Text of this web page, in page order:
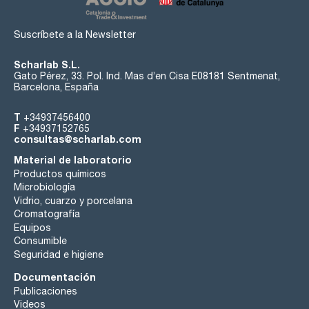
Suscríbete a la Newsletter
Scharlab S.L.
Gato Pérez, 33. Pol. Ind. Mas d’en Cisa E08181 Sentmenat,
Barcelona, España
T +34937456400
F +34937152765
consultas@scharlab.com
Material de laboratorio
Productos químicos
Microbiología
Vidrio, cuarzo y porcelana
Cromatografía
Equipos
Consumible
Seguridad e higiene
Documentación
Publicaciones
Videos